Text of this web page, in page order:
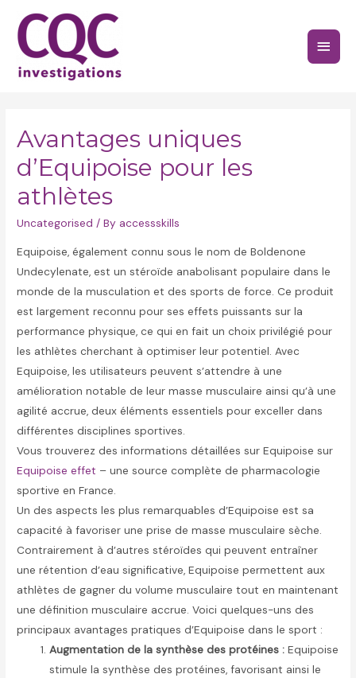
content
Main
Avantages uniques
d’Equipoise pour les
athlètes
Uncategorised / By accessskills
Equipoise, également connu sous le nom de Boldenone
Undecylenate, est un stéroïde anabolisant populaire dans le
monde de la musculation et des sports de force. Ce produit
est largement reconnu pour ses effets puissants sur la
performance physique, ce qui en fait un choix privilégié pour
les athlètes cherchant à optimiser leur potentiel. Avec
Equipoise, les utilisateurs peuvent s’attendre à une
amélioration notable de leur masse musculaire ainsi qu’à une
agilité accrue, deux éléments essentiels pour exceller dans
différentes disciplines sportives.
Vous trouverez des informations détaillées sur Equipoise sur
Equipoise effet – une source complète de pharmacologie
sportive en France.
Un des aspects les plus remarquables d’Equipoise est sa
capacité à favoriser une prise de masse musculaire sèche.
Contrairement à d’autres stéroïdes qui peuvent entraîner
une rétention d’eau significative, Equipoise permettent aux
athlètes de gagner du volume musculaire tout en maintenant
une définition musculaire accrue. Voici quelques-uns des
principaux avantages pratiques d’Equipoise dans le sport :
Augmentation de la synthèse des protéines : Equipoise
stimule la synthèse des protéines, favorisant ainsi le